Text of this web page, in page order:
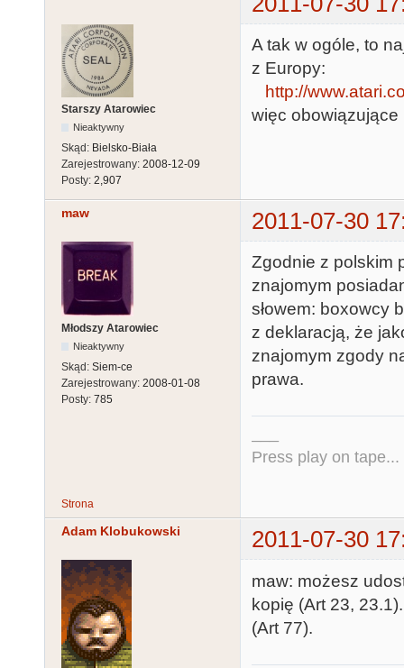
Starszy Atarowiec
Nieaktywny
Skąd: Bielsko-Biała
Zarejestrowany: 2008-12-09
Posty: 2,907
A tak w ogóle, to
z Europy:
http://
więc
maw 2011-07-30
Młodszy Atarowiec
Nieaktywny
Skąd: Siem-ce
Zarejestrowany: 2008-01-08
Posty: 785
Zgodnie z polskim
znajomym
słowem: boxowcy
z deklaracją, że
znajomym zgody
prawa.
Press play on tape...
Strona
Adam Klobukowski 2011-07-30
maw: możesz
kopię (Art 23,
(Art 77).